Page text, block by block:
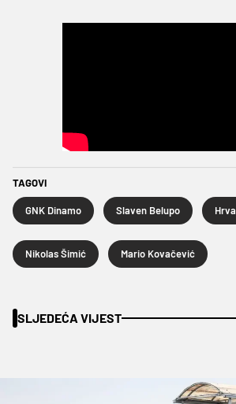
TAGOVI
GNK Dinamo Slaven Belupo
Nikolas Šimić Mario Kovačević
SLJEDEĆA VIJEST